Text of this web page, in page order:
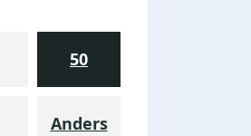
50
Anders